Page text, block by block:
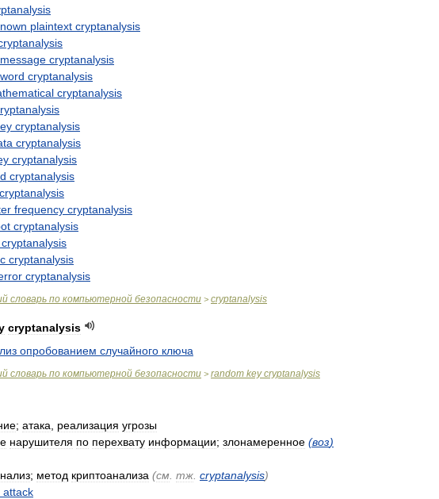
plaintext cryptanalysis
message cryptanalysis
word cryptanalysis
cryptanalysis
cryptanalysis
cryptanalysis
cryptanalysis
cryptanalysis
cryptanalysis
frequency cryptanalysis
cryptanalysis
cryptanalysis
cryptanalysis
cryptanalysis
словарь по компьютерной безопасности > cryptanalysis
cryptanalysis
опробованием случайного ключа
словарь по компьютерной безопасности > random key cryptanalysis
; атака реализация угрозы
нарушителя по перехвату информации; злонамеренное (воз)
; метод криптоанализа (см тж cryptanalysis)
attack